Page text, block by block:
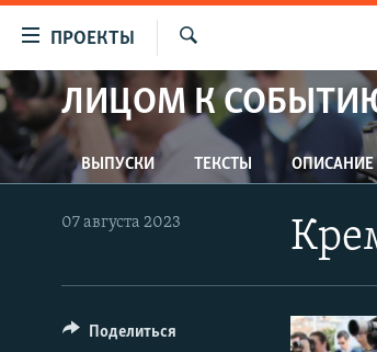
упрощенного
доступа
Вернуться
к
основному
главной
ПРОЕКТЫ
ПРОГРАММЫ
ПОДКАСТЫ
АВТОРСКИЕ ПРОЕКТЫ
ЦИТАТЫ СВОБОДЫ
IDEL.РЕАЛИИ
Искать
ЛИЦОМ К
ВЫПУСКИ ТЕКСТЫ ОПИСАНИЕ
07 августа 2023
Поделиться